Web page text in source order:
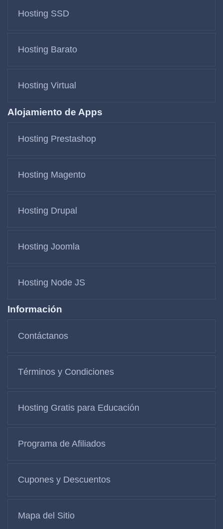
Hosting SSD
Hosting Barato
Hosting Virtual
Alojamiento de Apps
Hosting Prestashop
Hosting Magento
Hosting Drupal
Hosting Joomla
Hosting Node JS
Información
Contáctanos
Términos y Condiciones
Hosting Gratis para Educación
Programa de Afiliados
Cupones y Descuentos
Mapa del Sitio